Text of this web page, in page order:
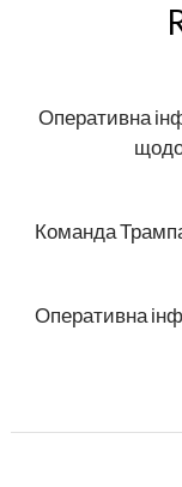
Оперативна
щодо
Команда
Оперативна